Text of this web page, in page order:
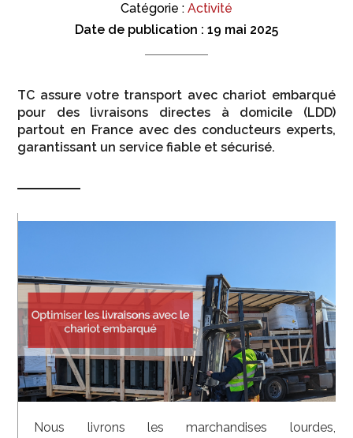
Catégorie : Activité
Date de publication : 19 mai 2025
TC assure votre transport avec chariot embarqué
pour des livraisons directes à domicile (LDD)
partout en France avec des conducteurs experts,
garantissant un service fiable et sécurisé.
Nous livrons les marchandises lourdes,